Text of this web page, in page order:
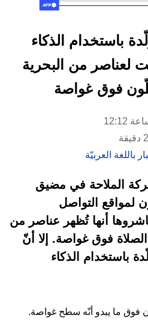
باستخدام الذكاء
لعناصر من البحرية
فوق غواصة
العربيّة
الملاحة في مضيق
لمواقع التواصل
أنها تُظهر عناصر من
الصلاة فوق غواصة. إلا أنّ
باستخدام الذكاء
فوق ما يبدو أنّه سطح غواصة.